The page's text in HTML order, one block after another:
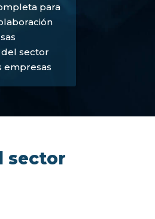
para
sector
empresas
sector